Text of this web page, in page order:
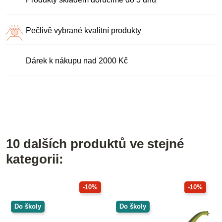
Pečlivě vybrané kvalitní produkty
Dárek k nákupu nad 2000 Kč
10 dalších produktů ve stejné
kategorii:
-10%
Do školy
-10%
Do školy